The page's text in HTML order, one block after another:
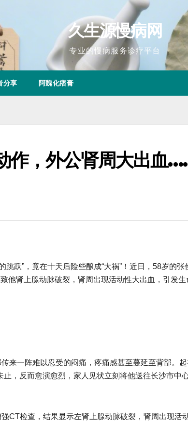
久生源慢病网
专业的慢病服务诊疗平台
分享 阿魏化痞膏
作，外公肾周大出血
跃”，竟在十天后险些酿成“大祸”！近日，58岁的张
他肾上腺动脉破裂，肾周出现活动性大出血，引发生
来一阵难以忍受的闷痛，疼痛感甚至蔓延至背部。
，反而愈演愈烈，家人见状立刻将他送往长沙市中
CT检查，结果显示左肾上腺动脉破裂，肾周出现活